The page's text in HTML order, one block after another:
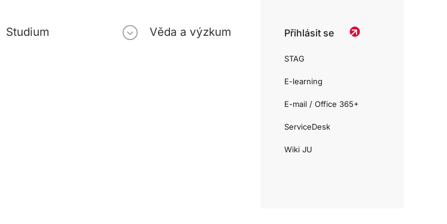
Studium Věda a výzkum Přihlásit se
STAG
E-learning
E-mail / Office 365+
ServiceDesk
Wiki JU